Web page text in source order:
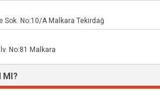
Sok. No:10/A Malkara Tekirdağ
No:81 Malkara
MI?